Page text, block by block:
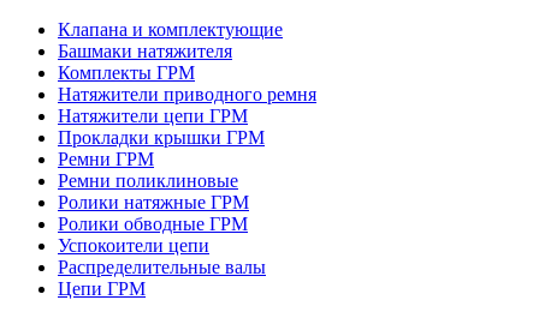
Клапана и комплектующие
Башмаки натяжителя
Комплекты ГРМ
Натяжители приводного ремня
Натяжители цепи ГРМ
Прокладки крышки ГРМ
Ремни ГРМ
Ремни поликлиновые
Ролики натяжные ГРМ
Ролики обводные ГРМ
Успокоители цепи
Распределительные валы
Цепи ГРМ